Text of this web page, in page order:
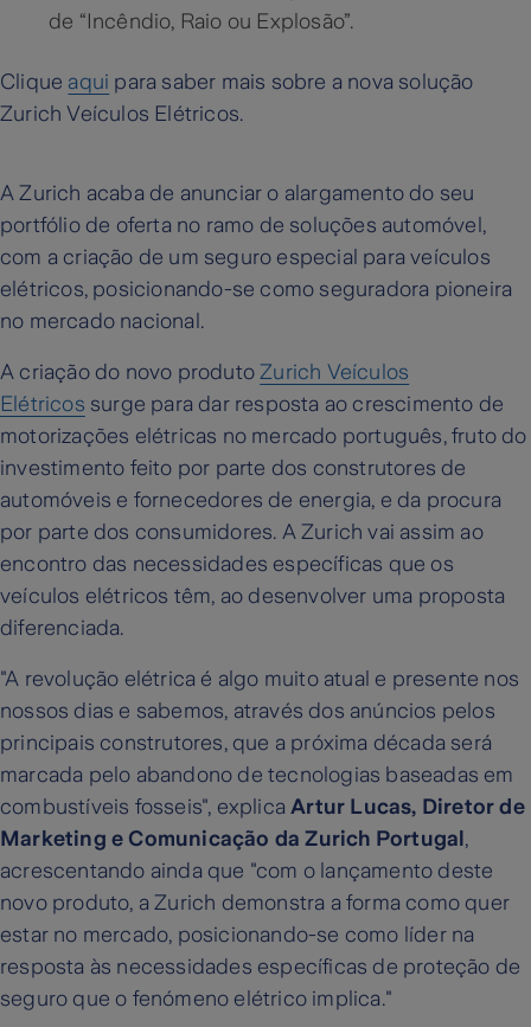
de “Incêndio, Raio ou Explosão”.
Clique aqui para saber mais sobre a nova solução
Zurich Veículos Elétricos.
A Zurich acaba de anunciar o alargamento do seu
portfólio de oferta no ramo de soluções automóvel,
com a criação de um seguro especial para veículos
elétricos, posicionando-se como seguradora pioneira
no mercado nacional.
A criação do novo produtoZurich Veículos
Elétricos surge para dar resposta ao crescimento de
motorizações elétricas no mercado português, fruto do
investimento feito por parte dos construtores de
automóveis e fornecedores de energia, e da procura
por parte dos consumidores. A Zurich vai assim ao
encontro das necessidades específicas que os
veículos elétricos têm, ao desenvolver uma proposta
diferenciada.
"A revolução elétrica é algo muito atual e presente nos
nossos dias e sabemos, através dos anúncios pelos
principais construtores, que a próxima década será
marcada pelo abandono de tecnologias baseadas em
combustíveis fosseis", explicaArtur Lucas, Diretor de
Marketing e Comunicação da Zurich Portugal ,
acrescentando ainda que "com o lançamento deste
novo produto, a Zurich demonstra a forma como quer
estar no mercado, posicionando-se como líder na
resposta às necessidades específicas de proteção de
seguro que o fenómeno elétrico implica."